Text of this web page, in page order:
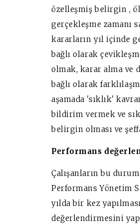
özelleşmiş belirgin ,
gerçekleşme zamanı
kararların yıl içinde
bağlı olarak
olmak, karar alma ve
bağlı olarak
aşamada 'sıklık'
bildirim vermek ve
belirgin olması ve
Performans
Çalışanların bu
Performans Yönetim
yılda bir kez
değerlendirmesini